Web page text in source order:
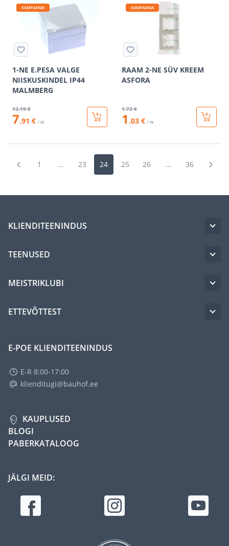
KAMPAANIA
1-NE E.PESA VALGE
NIISKUSKINDEL IP44
MALMBERG
13.19 €
7.91 € / tk
KAMPAANIA
RAAM 2-NE SÜV KREEM
ASFORA
1.72 €
1 .03 € / tk
1 ... 23 24 25 26 ... 36
KLIENDITEENINDUS
TEENUSED
MEISTRIKLUBI
ETTEVÕTTEST
E-POE KLIENDITEENINDUS
E-R 8:00-17:00
klienditugi@bauhof.ee
KAUPLUSED
BLOGI
PABERKATALOOG
JÄLGI MEID: